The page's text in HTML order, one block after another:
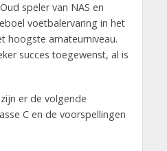
speler van NAS en
voetbalervaring in het
hoogste amateurniveau.
succes toegewenst, al is
er de volgende
C en de voorspellingen